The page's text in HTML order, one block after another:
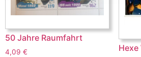
50 Jahre Raumfahrt
4,09 € Hexe